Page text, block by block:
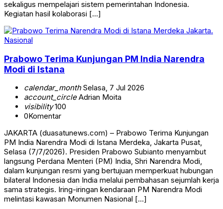
sekaligus mempelajari sistem pemerintahan Indonesia.
Kegiatan hasil kolaborasi […]
Nasional
Prabowo Terima Kunjungan PM India Narendra
Modi di Istana
calendar_monthSelasa, 7 Jul 2026
account_circleAdrian Moita
visibility100
0Komentar
JAKARTA (duasatunews.com) – Prabowo Terima Kunjungan
PM India Narendra Modi di Istana Merdeka, Jakarta Pusat,
Selasa (7/7/2026). Presiden Prabowo Subianto menyambut
langsung Perdana Menteri (PM) India, Shri Narendra Modi,
dalam kunjungan resmi yang bertujuan memperkuat hubungan
bilateral Indonesia dan India melalui pembahasan sejumlah kerja
sama strategis. Iring-iringan kendaraan PM Narendra Modi
melintasi kawasan Monumen Nasional […]